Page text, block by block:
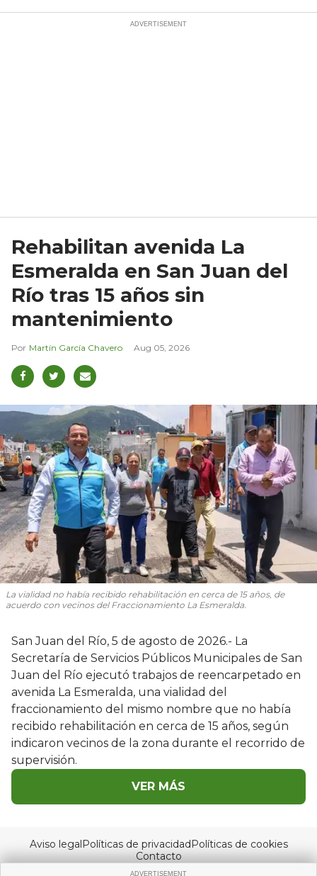
Rehabilitan avenida La
Esmeralda en San Juan del
Río tras 15 años sin
mantenimiento
Martín García Chavero Aug 05, 2026
La vialidad no había recibido rehabilitación en cerca de 15 años, de
acuerdo con vecinos del Fraccionamiento La Esmeralda.
San Juan del Río, 5 de agosto de 2026.- La
Secretaría de Servicios Públicos Municipales de San
Juan del Río ejecutó trabajos de reencarpetado en
avenida La Esmeralda, una vialidad del
fraccionamiento del mismo nombre que no había
recibido rehabilitación en cerca de 15 años, según
indicaron vecinos de la zona durante el recorrido de
supervisión.
VER MÁS
Aviso legalPolíticas de privacidadPolíticas de cookies
Contacto